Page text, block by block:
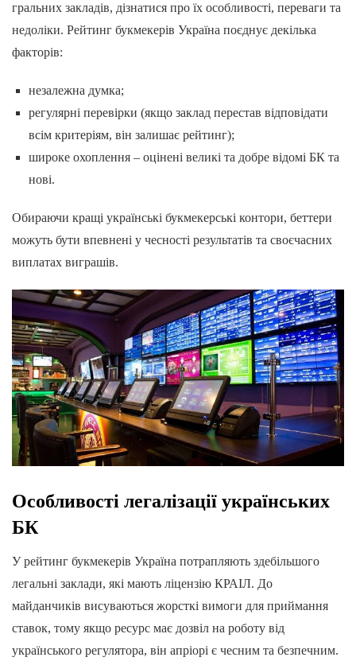
гральних закладів, дізнатися про їх особливості, переваги та
недоліки. Рейтинг букмекерів Україна поєднує декілька
факторів:
незалежна думка;
регулярні перевірки (якщо заклад перестав відповідати
всім критеріям, він залишає рейтинг);
широке охоплення – оцінені великі та добре відомі БК та
нові.
Обираючи кращі українські букмекерські контори, беттери
можуть бути впевнені у чесності результатів та своєчасних
виплатах виграшів.
Особливості легалізації українських
БК
У рейтинг букмекерів Україна потрапляють здебільшого
легальні заклади, які мають ліцензію КРАІЛ. До
майданчиків висуваються жорсткі вимоги для приймання
ставок, тому якщо ресурс має дозвіл на роботу від
українського регулятора, він апріорі є чесним та безпечним.